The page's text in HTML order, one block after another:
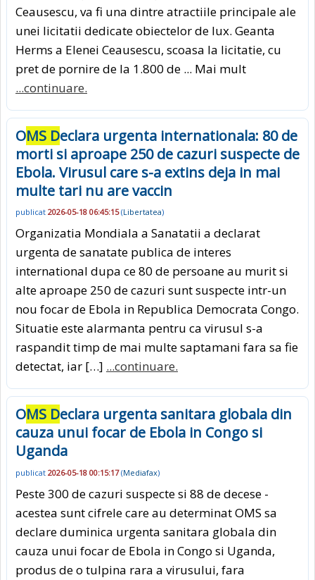
Ceausescu, va fi una dintre atractiile principale ale
unei licitatii dedicate obiectelor de lux. Geanta
Herms a Elenei Ceausescu, scoasa la licitatie, cu
pret de pornire de la 1.800 de ... Mai mult
...continuare.
OMS Declara urgenta internationala: 80 de
morti si aproape 250 de cazuri suspecte de
Ebola. Virusul care s-a extins deja in mai
multe tari nu are vaccin
publicat 2026-05-18 06:45:15(Libertatea)
Organizatia Mondiala a Sanatatii a declarat
urgenta de sanatate publica de interes
international dupa ce 80 de persoane au murit si
alte aproape 250 de cazuri sunt suspecte intr-un
nou focar de Ebola in Republica Democrata Congo.
Situatie este alarmanta pentru ca virusul s-a
raspandit timp de mai multe saptamani fara sa fie
detectat, iar […] ...continuare.
OMS Declara urgenta sanitara globala din
cauza unui focar de Ebola in Congo si
Uganda
publicat 2026-05-18 00:15:17(Mediafax)
Peste 300 de cazuri suspecte si 88 de decese -
acestea sunt cifrele care au determinat OMS sa
declare duminica urgenta sanitara globala din
cauza unui focar de Ebola in Congo si Uganda,
produs de o tulpina rara a virusului, fara